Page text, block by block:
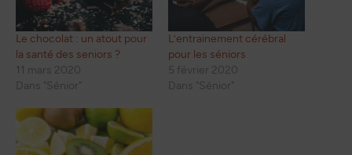
Le chocolat : un atout pour
la santé des seniors ?
11 mars 2020
Dans "Sénior"
L’entrainement cérébral
pour les séniors
5 février 2020
Dans "Sénior"